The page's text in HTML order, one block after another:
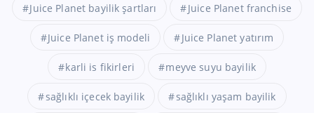
Juice Planet bayilik şartları Juice Planet franchise
Juice Planet iş modeli Juice Planet yatırım
karli is fikirleri meyve suyu bayilik
sağlıklı içecek bayilik sağlıklı yaşam bayilik